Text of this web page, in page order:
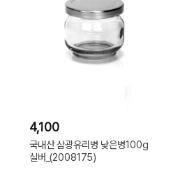
4,100
국내산 삼광유리병 낮은병100g
실버_(2008175)